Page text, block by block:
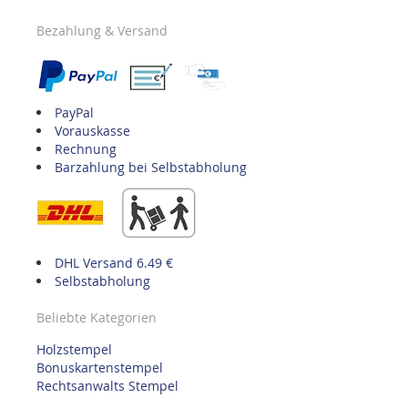
Bezahlung & Versand
PayPal
Vorauskasse
Rechnung
Barzahlung bei Selbstabholung
DHL Versand 6.49 €
Selbstabholung
Beliebte Kategorien
Holzstempel
Bonuskartenstempel
Rechtsanwalts Stempel